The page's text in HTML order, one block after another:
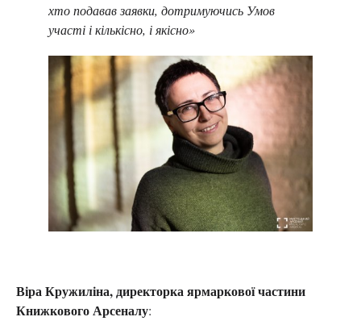
хто подавав заявки, дотримуючись Умов
участі і кількісно, і якісно»
Віра Кружиліна, директорка ярмаркової частини
Книжкового Арсеналу: